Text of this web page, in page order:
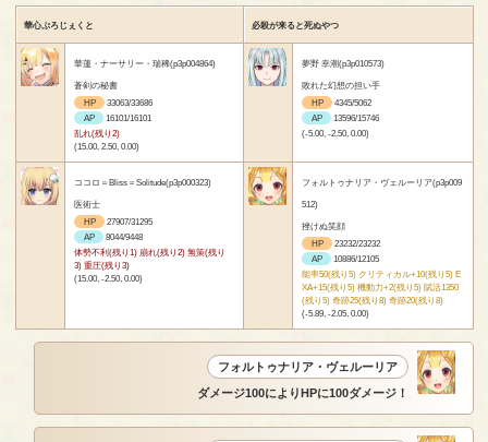
華心ぷろじぇくと 必殺が来ると死ぬやつ
華蓮・ナーサリー・瑞稀(p3p004864)
蒼剣の秘書
HP
33063/33686
AP
16101/16101
乱れ(残り2)
(15.00, 2.50, 0.00)
夢野 幸潮(p3p010573)
敗れた幻想の担い手
HP
4345/5062
AP
13596/15746
(-5.00, -2.50, 0.00)
ココロ＝Bliss＝Solitude(p3p000323)
医術士
HP
27907/31295
AP
8044/9448
体勢不利(残り1) 崩れ(残り2) 無策(残り
3) 重圧(残り3)
(15.00, -2.50, 0.00)
フォルトゥナリア・ヴェルーリア(p3p009
512)
挫けぬ笑顔
HP
23232/23232
AP
10886/12105
能率50(残り5) クリティカル+10(残り5) E
XA+15(残り5) 機動力+2(残り5) 賦活1350
(残り5) 奇跡25(残り8) 奇跡20(残り8)
(-5.89, -2.05, 0.00)
フォルトゥナリア・ヴェルーリア
ダメージ100によりHPに100ダメージ！